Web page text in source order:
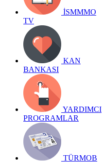
İSMMMO
TV
KAN
BANKASI
YARDIMCI
PROGRAMLAR
TÜRMOB